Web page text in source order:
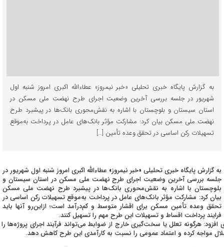
به گزارش پایگاه خبری تحلیلی «خبر نیمروز» عطاء‌الله اکبری امروز شنبه اول
شهریور در جلسه بررسی آخرین وضعیت اجرای طرح نهضت ملی مسکن در
استان سیستان و بلوچستان با اشاره به نقش‌محوری بانک‌ها در پیشبرد طرح
نهضت ملی مسکن بیان کرد: مشارکت مؤثر بانک‌های عامل در پرداخت به‌موقع
تسهیلات رکن اساسی در تحقق وعده تأمین […]
به گزارش پایگاه خبری تحلیلی «خبر نیمروز» عطاء‌الله اکبری امروز شنبه اول شهریور در
جلسه بررسی آخرین وضعیت اجرای طرح نهضت ملی مسکن در استان سیستان و
بلوچستان با اشاره به نقش‌محوری بانک‌ها در پیشبرد طرح نهضت ملی مسکن
بیان کرد: مشارکت مؤثر بانک‌های عامل در پرداخت به‌موقع تسهیلات رکن اساسی در
تحقق وعده تأمین مسکن برای اقشار متوسط و کم‌درآمد است؛ ازاین‌رو آنها باید
فرایند پرداخت اقساط و تسهیلات این طرح مهم را تسهیل کنند.
افزود: هرگونه تعلل یا سخت‌گیری خارج از ضوابط می‌تواند فرآیند اجرای پروژه‌ها را
مواجه کرده و اعتماد عمومی را نسبت به کارآمدی این طرح کاهش دهد.